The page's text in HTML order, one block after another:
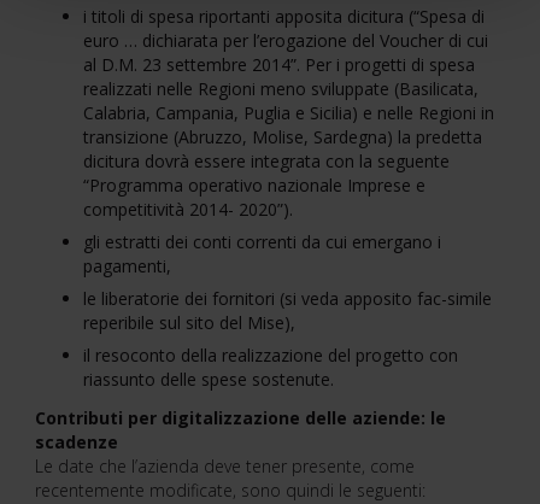
i titoli di spesa riportanti apposita dicitura (“Spesa di
euro … dichiarata per l’erogazione del Voucher di cui
al D.M. 23 settembre 2014”. Per i progetti di spesa
realizzati nelle Regioni meno sviluppate (Basilicata,
Calabria, Campania, Puglia e Sicilia) e nelle Regioni in
transizione (Abruzzo, Molise, Sardegna) la predetta
dicitura dovrà essere integrata con la seguente
“Programma operativo nazionale Imprese e
competitività 2014- 2020”).
gli estratti dei conti correnti da cui emergano i
pagamenti,
le liberatorie dei fornitori (si veda apposito fac-simile
reperibile sul sito del Mise),
il resoconto della realizzazione del progetto con
riassunto delle spese sostenute.
Contributi per digitalizzazione delle aziende: le
scadenze
Le date che l’azienda deve tener presente, come
recentemente modificate, sono quindi le seguenti: